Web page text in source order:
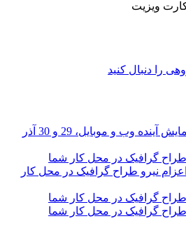
ویزیت
را دنبال کنید
یازدهمین همایش آینده وب و موبایل، 29 و 30 آذر
طراح گرافیک در محل کار شما
اعزام نیرو طراح گرافیک در محل کار
طراح گرافیک در محل کار شما
طراح گرافیک در محل کار شما